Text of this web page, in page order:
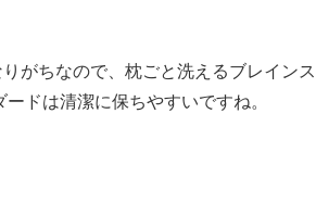
がちなので、枕ごと洗えるブレインス
ドは清潔に保ちやすいですね。